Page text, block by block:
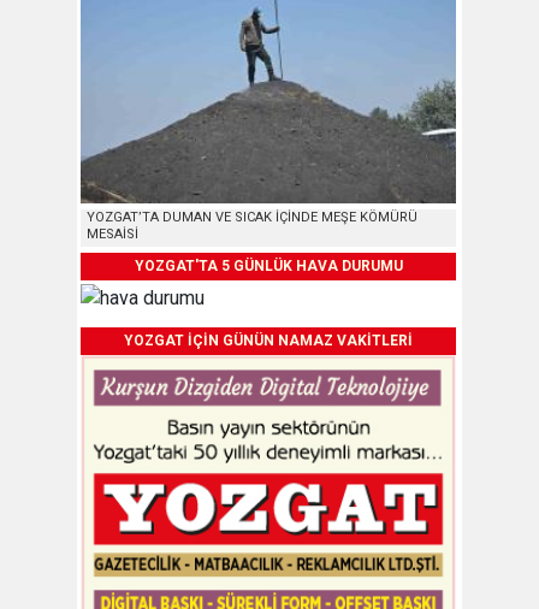
YOZGAT’TA DUMAN VE SICAK İÇİNDE MEŞE KÖMÜRÜ
MESAİSİ
YOZGAT'TA 5 GÜNLÜK HAVA DURUMU
YOZGAT İÇİN GÜNÜN NAMAZ VAKİTLERİ